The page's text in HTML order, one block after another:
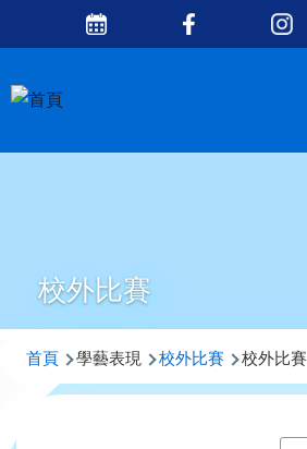
移至主內容
Media
校外比賽
導
首頁 學藝表現 校外比賽 校外比賽